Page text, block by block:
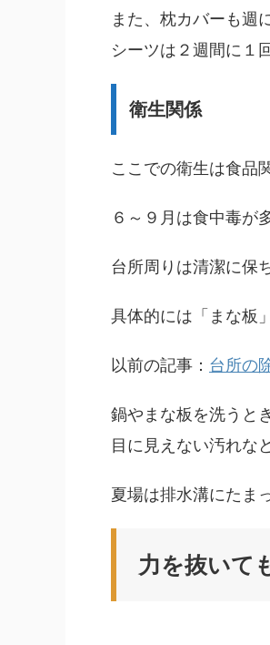
また、枕カバーも週
シーツは２週間に１
衛生関係
ここでの衛生は食品
６～９月は食中毒が
台所周りは清潔に保
具体的には「まな板
以前の記事： 台所の
鍋やまな板を洗うと
目に見えない汚れな
夏場は排水溝にたま
力を抜いて